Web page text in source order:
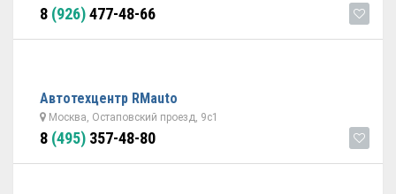
8 (926)477-48-66
Автотехцентр RMauto
Москва, Остаповский проезд, 9с1
8 (495) 357-48-80